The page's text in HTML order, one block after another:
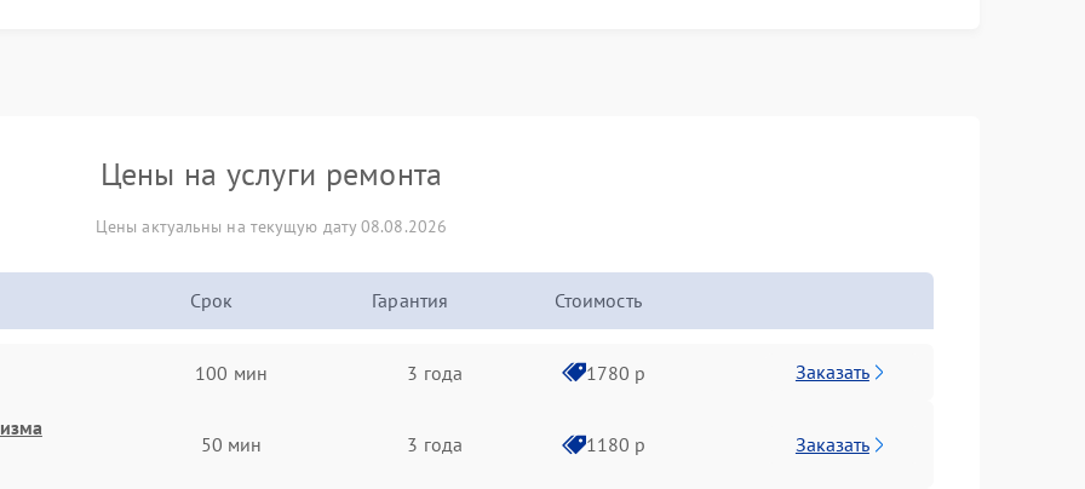
Цены на услуги ремонта
Цены актуальны на текущую дату 08.08.2026
Срок Гарантия Стоимость
100 мин 3 года 1780 р Заказать
50 мин 3 года 1180 р Заказать